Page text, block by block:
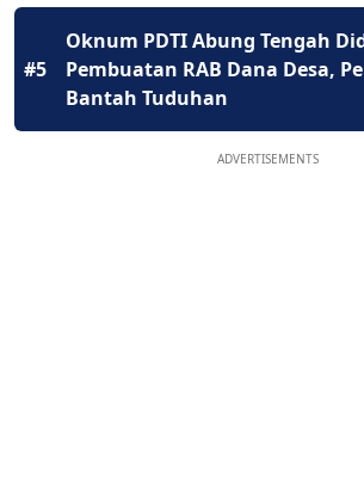
#5
Oknum PDTI Abung Tengah
Pembuatan RAB Dana Desa,
Bantah Tuduhan
ADVERTISEMENTS